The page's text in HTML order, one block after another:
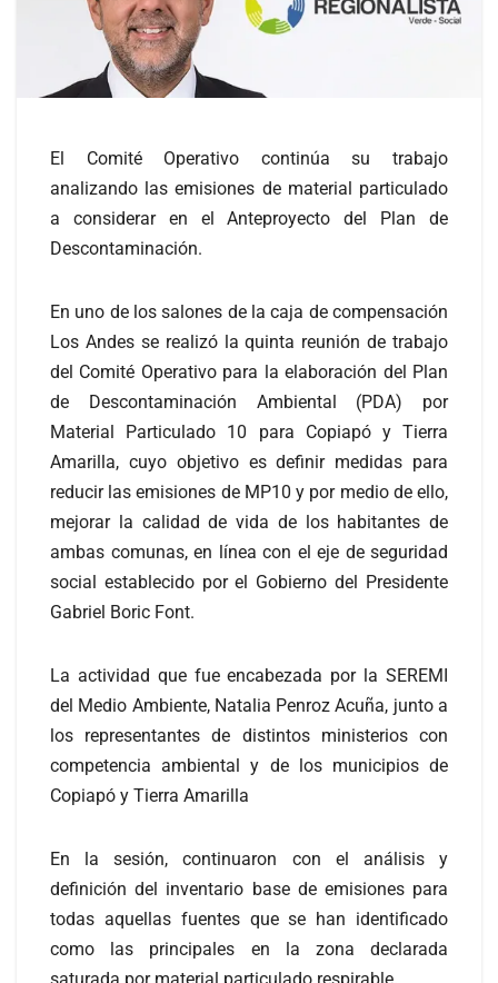
El Comité Operativo continúa su trabajo
analizando las emisiones de material particulado
a considerar en el Anteproyecto del Plan de
Descontaminación.
En uno de los salones de la caja de compensación
Los Andes se realizó la quinta reunión de trabajo
del Comité Operativo para la elaboración del Plan
de Descontaminación Ambiental (PDA) por
Material Particulado 10 para Copiapó y Tierra
Amarilla, cuyo objetivo es definir medidas para
reducir las emisiones de MP10 y por medio de ello,
mejorar la calidad de vida de los habitantes de
ambas comunas, en línea con el eje de seguridad
social establecido por el Gobierno del Presidente
Gabriel Boric Font.
La actividad que fue encabezada por la SEREMI
del Medio Ambiente, Natalia Penroz Acuña, junto a
los representantes de distintos ministerios con
competencia ambiental y de los municipios de
Copiapó y Tierra Amarilla
En la sesión, continuaron con el análisis y
definición del inventario base de emisiones para
todas aquellas fuentes que se han identificado
como las principales en la zona declarada